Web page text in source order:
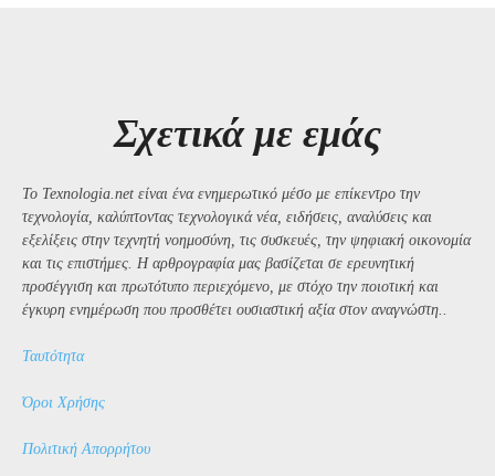
Σχετικά με εμάς
Το Texnologia.net είναι ένα ενημερωτικό μέσο με επίκεντρο την
τεχνολογία, καλύπτοντας τεχνολογικά νέα, ειδήσεις, αναλύσεις και
εξελίξεις στην τεχνητή νοημοσύνη, τις συσκευές, την ψηφιακή οικονομία
και τις επιστήμες. Η αρθρογραφία μας βασίζεται σε ερευνητική
προσέγγιση και πρωτότυπο περιεχόμενο, με στόχο την ποιοτική και
έγκυρη ενημέρωση που προσθέτει ουσιαστική αξία στον αναγνώστη..
Ταυτότητα
Όροι Χρήσης
Πολιτική Απορρήτου